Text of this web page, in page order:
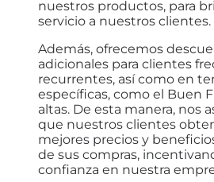
nuestros productos, para
servicio a nuestros clientes.
Además, ofrecemos
adicionales para clientes
recurrentes, así como en
específicas, como el Buen
altas. De esta manera, nos
que nuestros clientes
mejores precios y
de sus compras,
confianza en nuestra